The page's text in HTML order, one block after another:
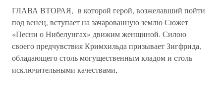
ГЛАВА ВТОРАЯ, в которой герой, возжелавший пойти
под венец, вступает на зачарованную землю Сюжет
«Песни о Нибелунгах» движим женщиной. Силою
своего предчувствия Кримхильда призывает Зигфрида,
обладающего столь могущественным кладом и столь
исключительными качествами,